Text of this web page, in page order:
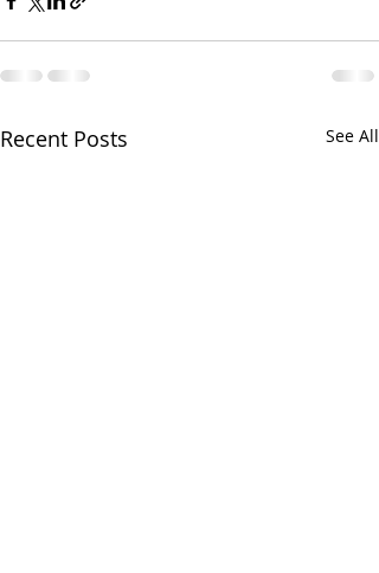
Recent Posts See All